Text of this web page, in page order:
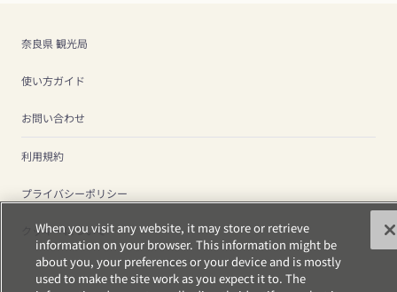
奈良県 観光局
使い方ガイド
お問い合わせ
利用規約
プライバシーポリシー
クッキーについて
When you visit any website, it may store or retrieve
information on your browser. This information might be
about you, your preferences or your device and is mostly
used to make the site work as you expect it to. The